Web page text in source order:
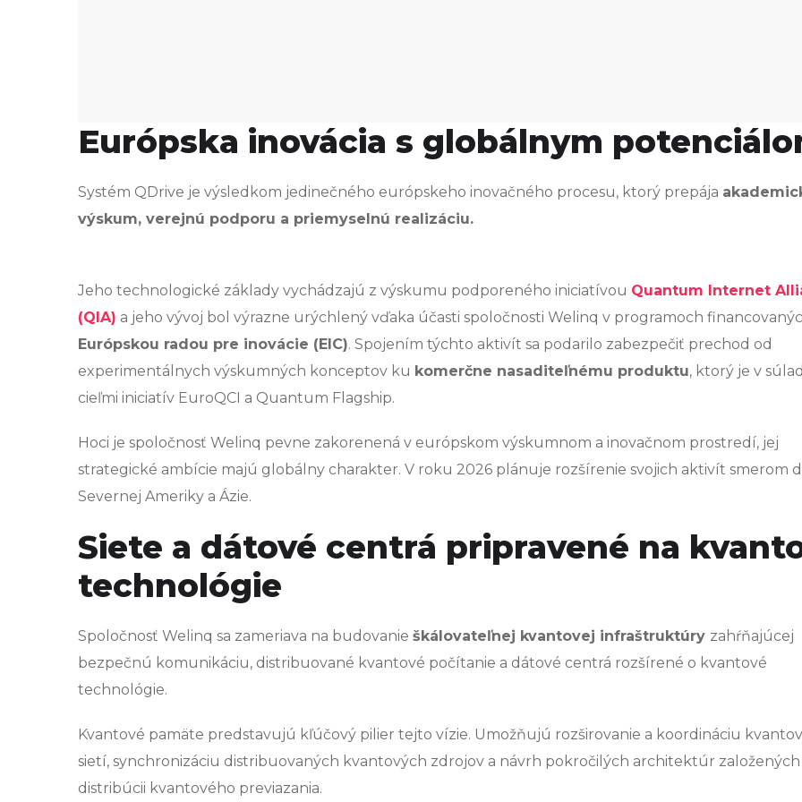
Európska inovácia s globálnym
Systém QDrive je výsledkom jedinečného európskeho inovačného procesu, ktorý prepája
výskum, verejnú podporu a priemyselnú realizáciu.
Jeho technologické základy vychádzajú z výskumu podporeného iniciatívou Quantum Internet
(QIA) a jeho vývoj bol výrazne urýchlený vďaka účasti spoločnosti Welinq v programoch
Európskou radou pre inovácie (EIC). Spojením týchto aktivít sa podarilo zabezpečiť prechod od
experimentálnych výskumných konceptov ku komerčne nasaditeľnému produktu, ktorý je v
cieľmi iniciatív EuroQCI a Quantum Flagship.
Hoci je spoločnosť Welinq pevne zakorenená v európskom výskumnom a inovačnom prostredí, jej
strategické ambície majú globálny charakter. V roku 2026 plánuje rozšírenie svojich aktivít smerom
Severnej Ameriky a Ázie.
Siete a dátové centrá pripravené na
technológie
Spoločnosť Welinq sa zameriava na budovanie škálovateľnej kvantovej infraštruktúry zahŕňajúcej
bezpečnú komunikáciu, distribuované kvantové počítanie a dátové centrá rozšírené o kvantové
technológie.
Kvantové pamäte predstavujú kľúčový pilier tejto vízie. Umožňujú rozširovanie a koordináciu
sietí, synchronizáciu distribuovaných kvantových zdrojov a návrh pokročilých architektúr založených
distribúcii kvantového previazania.